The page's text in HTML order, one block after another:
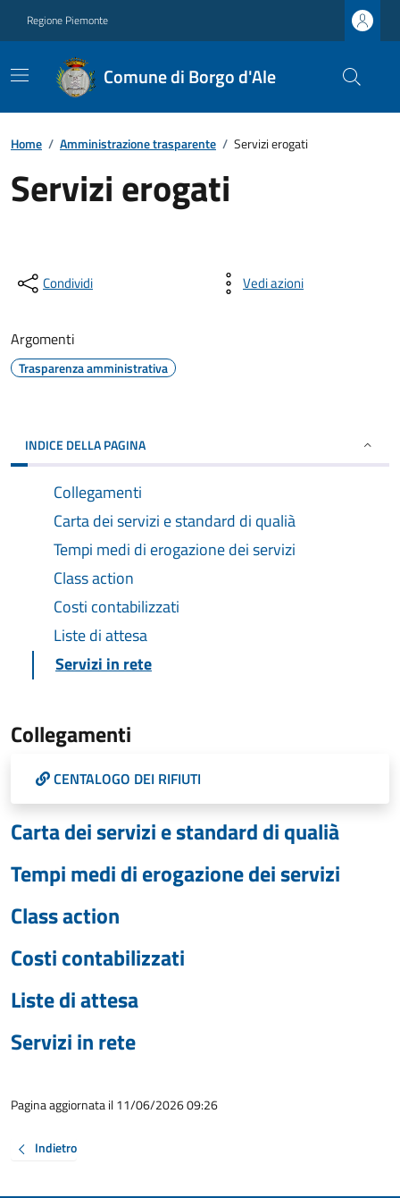
Regione Piemonte
Comune di Borgo d'Ale
Home / Amministrazione trasparente / Servizi erogati
Servizi erogati
Condividi Vedi azioni
Argomenti
Trasparenza amministrativa
INDICE DELLA PAGINA
Collegamenti
Carta dei servizi e standard di qualià
Tempi medi di erogazione dei servizi
Class action
Costi contabilizzati
Liste di attesa
Servizi in rete
Collegamenti
CENTALOGO DEI RIFIUTI
Carta dei servizi e standard di qualià
Tempi medi di erogazione dei servizi
Class action
Costi contabilizzati
Liste di attesa
Servizi in rete
Pagina aggiornata il 11/06/2026 09:26
Indietro